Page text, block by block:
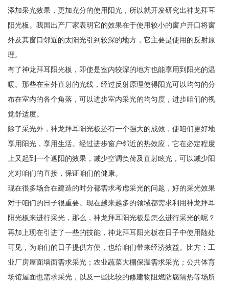
添加采光效果，更加充分的使用阳光，所以就开发研究出神龙拜耳
阳光板。我国出产厂家表明它的效果在于使用较小的窗户开口将窗
外及其窗口邻近的太阳光引到较深的地方，它主要是使用的反射原
理。
有了神龙拜耳阳光板，即使是室内较深的地方也能享用到阳光的温
暖。那些在室外直射的光线，经过反射原理使得阳光可以均匀的分
布在室内的各个角落，可以进步室内采光的均匀度，进步咱们的视
觉舒适度。
除了采光外，神龙拜耳阳光板还有一个强大的成效，使咱们更好地
享用阳光，享用生活。经过进步窗户邻近的热效应，它在必定程度
上又起到一个遮阳的效果，减少空调负荷及直射眩光，可以减少阳
光对咱们的直接，保证咱们的健康。
现在很多场合在建造的时分都需求考虑采光的问题，好的采光效果
对于咱们的日子很重要。现在越来越多的领域都需求利用神龙拜耳
阳光板来进行采光，那么，神龙拜耳阳光板是怎么进行采光的呢？
再加上现在引进了一些的技能，神龙拜耳阳光板在日子中使用随处
可见，为咱们的日子提供方便，也给咱们带来经济效益。比方：工
业厂房屋面墙面需求采光；农业蔬菜大棚保温需求采光；公共体育
场馆屋面也需求采光，以及一些比较的修建物阻燃防腐隔热等场所